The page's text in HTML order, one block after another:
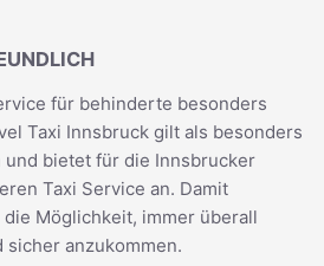
für behinderte besonders
Taxi Innsbruck gilt als besonders
bietet für die Innsbrucker
Taxi Service an. Damit
Möglichkeit, immer überall
anzukommen.